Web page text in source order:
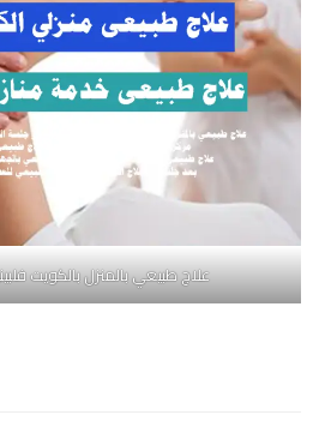
علاج طبيعي بالمنزل بالكويت